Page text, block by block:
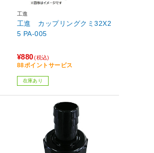
工進
工進 カップリングクミ32X2
5 PA-005
¥880 (税込)
88ポイントサービス
在庫あり